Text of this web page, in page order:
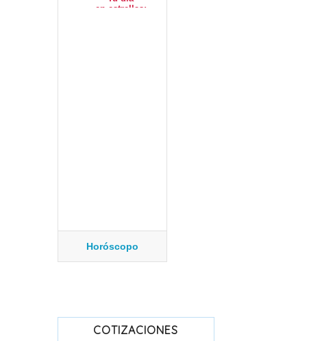
Horóscopo
COTIZACIONES